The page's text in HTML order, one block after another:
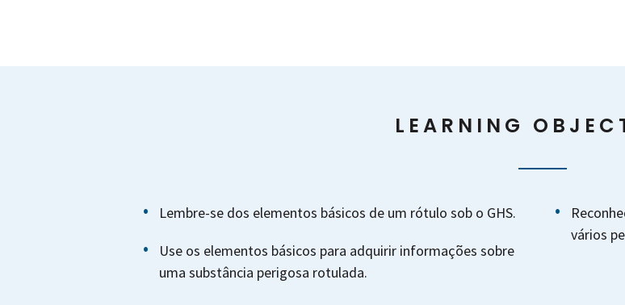
LEARNING
Lembre-se dos elementos básicos de um rótulo sob o GHS.
Use os elementos básicos para adquirir informações sobre
uma substância perigosa rotulada.
vários